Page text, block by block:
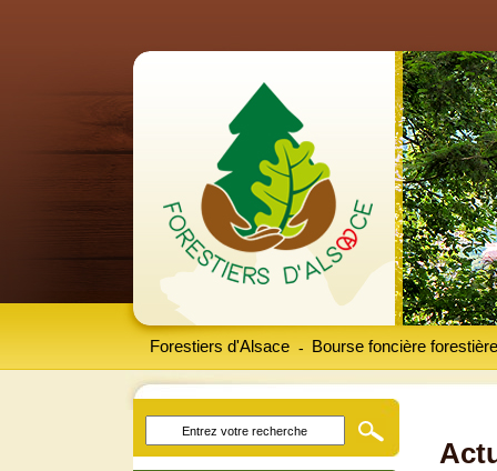
Forestiers d'Alsace Bourse foncière forestière
-